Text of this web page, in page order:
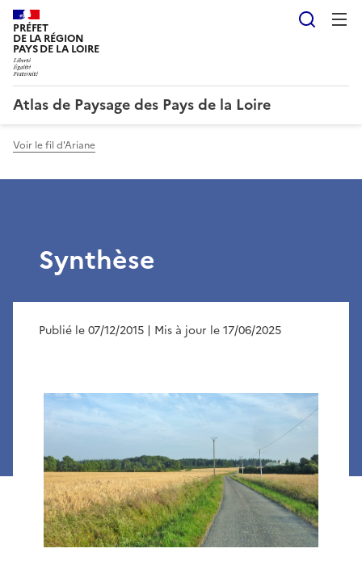
PRÉFET
DE LA RÉGION
PAYS DE LA LOIRE
Atlas de Paysage des Pays de la Loire
Voir le fil d'Ariane
Synthèse
Publié le 07/12/2015 | Mis à jour le 17/06/2025